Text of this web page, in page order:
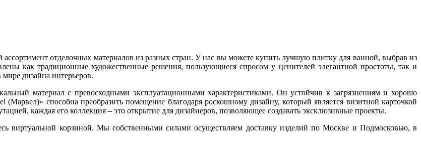
отделочных материалов из разных стран. У нас вы можете купить лучшую плитку для ванной, выбрав из
как традиционные художественные решения, пользующиеся спросом у ценителей элегантной простоты, так и
дизайна интерьеров.
материал с превосходными эксплуатационными характеристиками. Он устойчив к загрязнениям и хорошо
способна преобразить помещение благодаря роскошному дизайну, который является визитной карточкой
каждая его коллекция – это открытие для дизайнеров, позволяющее создавать эксклюзивные проекты.
виртуальной корзиной. Мы собственными силами осуществляем доставку изделий по Москве и Подмосковью, в